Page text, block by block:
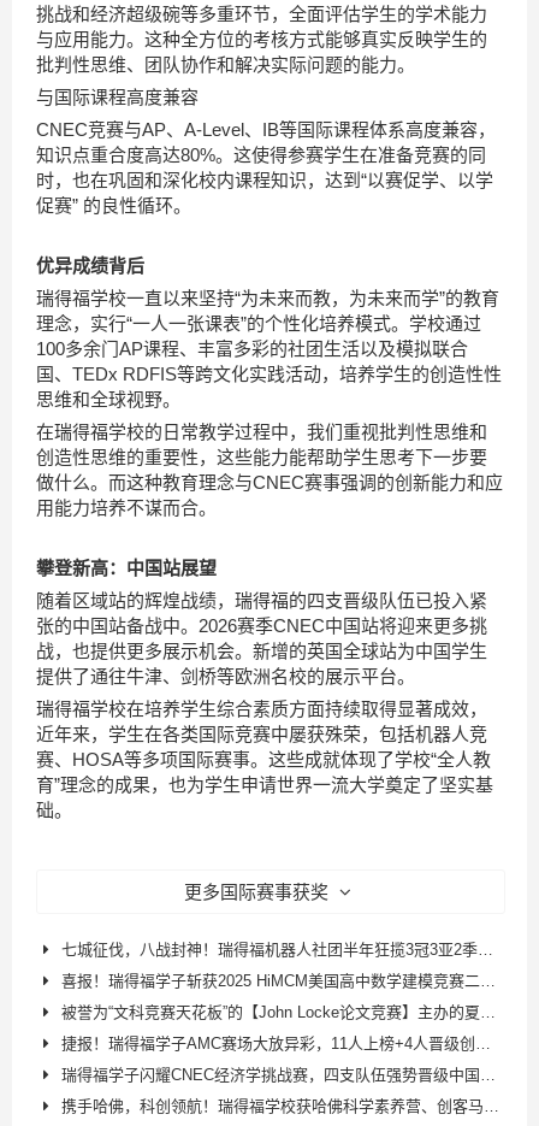
挑战和经济超级碗等多重环节，全面评估学生的学术能力
与应用能力。这种全方位的考核方式能够真实反映学生的
批判性思维、团队协作和解决实际问题的能力。
与国际课程高度兼容
CNEC竞赛与AP、A-Level、IB等国际课程体系高度兼容，
知识点重合度高达80%。这使得参赛学生在准备竞赛的同
时，也在巩固和深化校内课程知识，达到“以赛促学、以学
促赛” 的良性循环。
优异成绩背后
瑞得福学校一直以来坚持“为未来而教，为未来而学”的教育
理念，实行“一人一张课表”的个性化培养模式。学校通过
100多余门AP课程、丰富多彩的社团生活以及模拟联合
国、TEDx RDFIS等跨文化实践活动，培养学生的创造性性
思维和全球视野。
在瑞得福学校的日常教学过程中，我们重视批判性思维和
创造性思维的重要性，这些能力能帮助学生思考下一步要
做什么。而这种教育理念与CNEC赛事强调的创新能力和应
用能力培养不谋而合。
攀登新高：中国站展望
随着区域站的辉煌战绩，瑞得福的四支晋级队伍已投入紧
张的中国站备战中。2026赛季CNEC中国站将迎来更多挑
战，也提供更多展示机会。新增的英国全球站为中国学生
提供了通往牛津、剑桥等欧洲名校的展示平台。
瑞得福学校在培养学生综合素质方面持续取得显著成效，
近年来，学生在各类国际竞赛中屡获殊荣，包括机器人竞
赛、HOSA等多项国际赛事。这些成就体现了学校“全人教
育”理念的成果，也为学生申请世界一流大学奠定了坚实基
础。
更多国际赛事获奖
七城征伐，八战封神！瑞得福机器人社团半年狂揽3冠3亚2季，续写不败传奇！
喜报！瑞得福学子斩获2025 HiMCM美国高中数学建模竞赛二等奖！
被誉为“文科竞赛天花板”的【John Locke论文竞赛】主办的夏令营有什么含金量呢？
捷报！瑞得福学子AMC赛场大放异彩，11人上榜+4人晋级创佳绩！
瑞得福学子闪耀CNEC经济学挑战赛，四支队伍强势晋级中国站！并获得最佳团队奖！
携手哈佛，科创领航！瑞得福学校获哈佛科学素养营、创客马拉松双授权